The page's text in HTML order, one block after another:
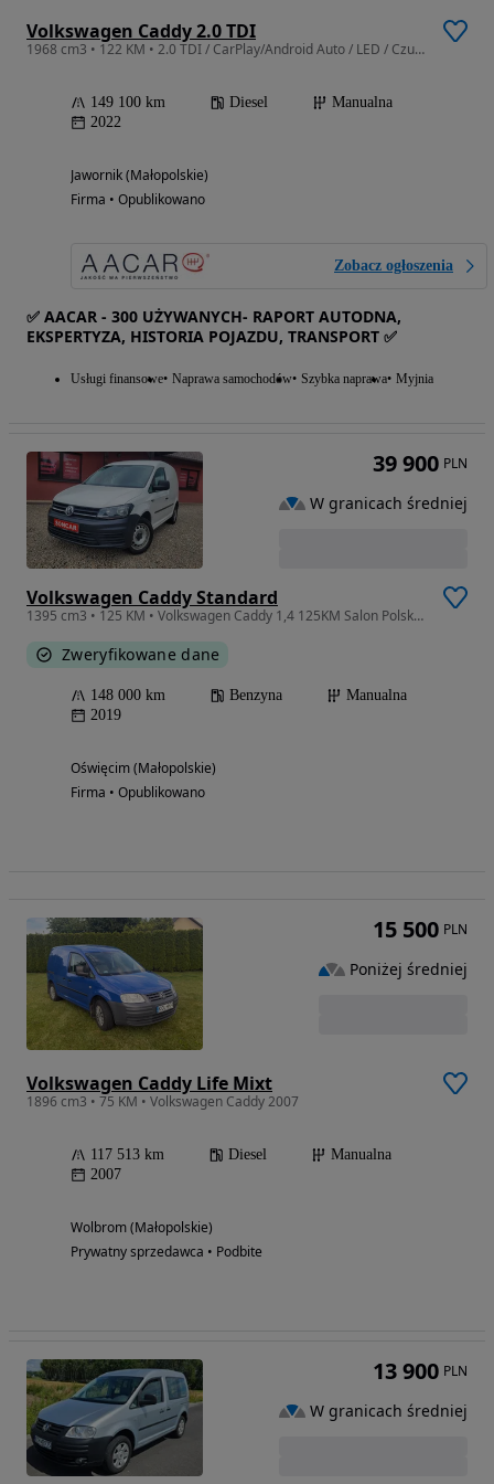
Volkswagen Caddy 2.0 TDI
1968 cm3 • 122 KM • 2.0 TDI / CarPlay/Android Auto / LED / Czujniki parkowania / FV23%
149 100 km Diesel
Manualna
2022
Jawornik (Małopolskie)
Firma • Opublikowano
Zobacz ogłoszenia
✅ AACAR - 300 UŻYWANYCH- RAPORT AUTODNA,
EKSPERTYZA, HISTORIA POJAZDU, TRANSPORT ✅
Usługi finansowe Naprawa samochodów Szybka naprawa Myjnia
Volkswagen Caddy Standard
1395 cm3 • 125 KM • Volkswagen Caddy 1,4 125KM Salon Polska+fra vat 23%
Zweryfikowane dane
148 000 km Benzyna
Manualna
2019
Oświęcim (Małopolskie)
Firma • Opublikowano
39 900 PLN
W granicach średniej
Volkswagen Caddy Life Mixt
1896 cm3 • 75 KM • Volkswagen Caddy 2007
117 513 km Diesel
Manualna
2007
Wolbrom (Małopolskie)
Prywatny sprzedawca • Podbite
15 500 PLN
Poniżej średniej
13 900 PLN
W granicach średniej